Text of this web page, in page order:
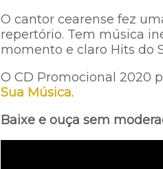
O cantor cearense fez
repertório. Tem música
momento e claro Hits do
O CD Promocional 2020
Sua Música.
Baixe e ouça sem